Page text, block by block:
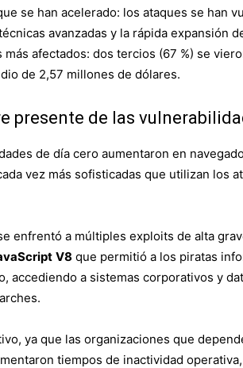
se han acelerado: los ataques se han
avanzadas y la rápida expansión
afectados: dos tercios (67 %) se
de 2,57 millones de dólares.
presente de las
de día cero aumentaron en
vez más sofisticadas que utilizan los
enfrentó a múltiples exploits de alta
V8 que permitió a los piratas
accediendo a sistemas corporativos y
ya que las organizaciones que
tiempos de inactividad